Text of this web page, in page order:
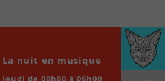
accessibles en un clic!
00:00
La nuit en musique
Jeudi de 00h00 à 06h00